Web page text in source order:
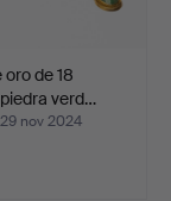
de 18
verd…
nov 2024